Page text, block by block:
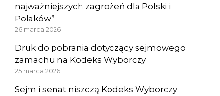
najważniejszych zagrożeń dla Polski i
Polaków”
26 marca 2026
Druk do pobrania dotyczący sejmowego
zamachu na Kodeks Wyborczy
25 marca 2026
Sejm i senat niszczą Kodeks Wyborczy